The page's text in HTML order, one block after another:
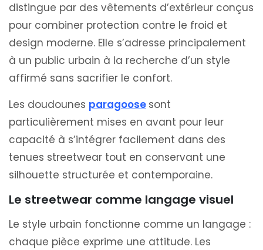
distingue par des vêtements d’extérieur conçus
pour combiner protection contre le froid et
design moderne. Elle s’adresse principalement
à un public urbain à la recherche d’un style
affirmé sans sacrifier le confort.
Les doudounes paragoose sont
particulièrement mises en avant pour leur
capacité à s’intégrer facilement dans des
tenues streetwear tout en conservant une
silhouette structurée et contemporaine.
Le streetwear comme langage visuel
Le style urbain fonctionne comme un langage :
chaque pièce exprime une attitude. Les